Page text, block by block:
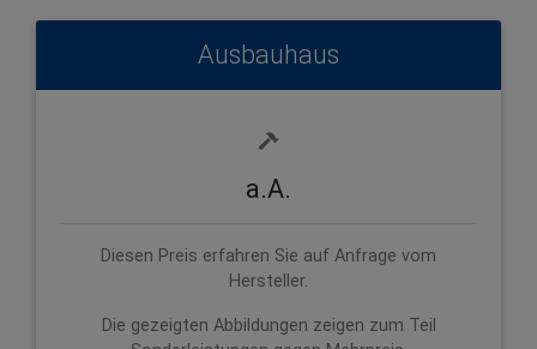
Ausbauhaus
a.A.
Diesen Preis erfahren Sie auf Anfrage vom
Hersteller.
Die gezeigten Abbildungen zeigen zum Teil